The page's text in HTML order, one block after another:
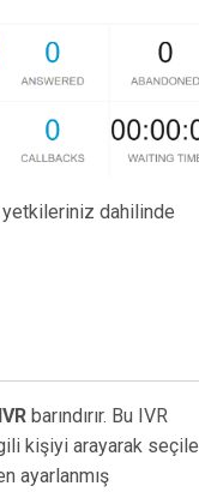
dahilinde
barındırır. Bu IVR
kişiyi arayarak
ayarlanmış